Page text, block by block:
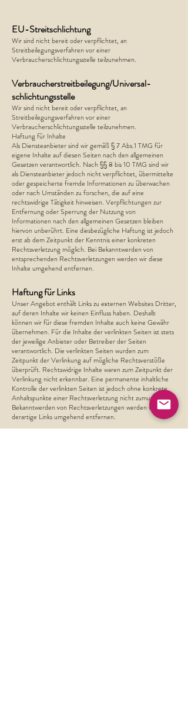
EU-Streitschlichtung
Wir sind nicht bereit oder verpflichtet, an
Streitbeilegungsverfahren vor einer
Verbraucherschlichtungsstelle teilzunehmen.
Verbraucher­streit­beilegung/Universal­
schlichtungs­stelle
Wir sind nicht bereit oder verpflichtet, an
Streitbeilegungsverfahren vor einer
Verbraucherschlichtungsstelle teilzunehmen.
Haftung für Inhalte
Als Diensteanbieter sind wir gemäß § 7 Abs.1 TMG für
eigene Inhalte auf diesen Seiten nach den allgemeinen
Gesetzen verantwortlich. Nach §§ 8 bis 10 TMG sind wir
als Diensteanbieter jedoch nicht verpflichtet, übermittelte
oder gespeicherte fremde Informationen zu überwachen
oder nach Umständen zu forschen, die auf eine
rechtswidrige Tätigkeit hinweisen. Verpflichtungen zur
Entfernung oder Sperrung der Nutzung von
Informationen nach den allgemeinen Gesetzen bleiben
hiervon unberührt. Eine diesbezügliche Haftung ist jedoch
erst ab dem Zeitpunkt der Kenntnis einer konkreten
Rechtsverletzung möglich. Bei Bekanntwerden von
entsprechenden Rechtsverletzungen werden wir diese
Inhalte umgehend entfernen.
Haftung für Links
Unser Angebot enthält Links zu externen Websites Dritter,
auf deren Inhalte wir keinen Einfluss haben. Deshalb
können wir für diese fremden Inhalte auch keine Gewähr
übernehmen. Für die Inhalte der verlinkten Seiten ist stets
der jeweilige Anbieter oder Betreiber der Seiten
verantwortlich. Die verlinkten Seiten wurden zum
Zeitpunkt der Verlinkung auf mögliche Rechtsverstöße
überprüft. Rechtswidrige Inhalte waren zum Zeitpunkt der
Verlinkung nicht erkennbar. Eine permanente inhaltliche
Kontrolle der verlinkten Seiten ist jedoch ohne konkrete
Anhaltspunkte einer Rechtsverletzung nicht zumutbar. Bei
Bekanntwerden von Rechtsverletzungen werden wir
derartige Links umgehend entfernen.